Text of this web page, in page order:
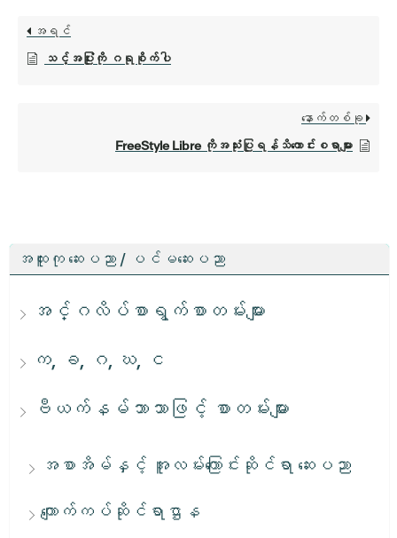
အထူးကု ဆေးပညာ / ပင်မဆေးပညာ
အင်္ဂလိပ်စာရွက်စာတမ်းများ
က, ခ, ဂ, ဃ, င
ဗီယက်နမ်ဘာသာဖြင့် စာတမ်းများ
အစာအိမ်နှင့် အူလမ်းကြောင်းဆိုင်ရာ ဆေးပညာ
ကျောက်ကပ်ဆိုင်ရာဌာန
အရင်
သင့်အပြုံးကို ဂရုစိုက်ပါ
နောက်တစ်ခု
FreeStyle Libre ကိုအသုံးပြုရန်သိကောင်းစရာများ